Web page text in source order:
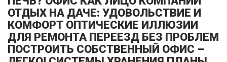
ОТДЫХ НА ДАЧЕ: УДОВОЛЬСТВИЕ И
КОМФОРТ ОПТИЧЕСКИЕ ИЛЛЮЗИИ
ДЛЯ РЕМОНТА ПЕРЕЕЗД БЕЗ ПРОБЛЕМ
ПОСТРОИТЬ СОБСТВЕННЫЙ ОФИС –